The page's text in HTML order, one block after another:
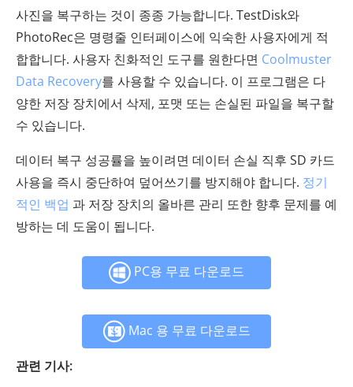
사진을 복구하는 것이 종종 가능합니다. TestDisk와
PhotoRec은 명령줄 인터페이스에 익숙한 사용자에게 적
합합니다. 사용자 친화적인 도구를 원한다면 Coolmuster
Data Recovery를 사용할 수 있습니다. 이 프로그램은 다
양한 저장 장치에서 삭제, 포맷 또는 손실된 파일을 복구할
수 있습니다.
데이터 복구 성공률을 높이려면 데이터 손실 직후 SD 카드
사용을 즉시 중단하여 덮어쓰기를 방지해야 합니다. 정기
적인 백업 과 저장 장치의 올바른 관리 또한 향후 문제를 예
방하는 데 도움이 됩니다.
PC용 무료 다운로드
Mac 용 무료 다운로드
관련 기사: